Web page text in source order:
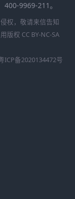
9969-211。
权，敬请来信告知
版权 CC BY-NC-SA
ICP备2020134472号